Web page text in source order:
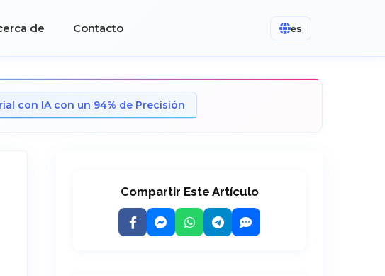
de Contacto es
con IA con un 94% de Precisión
Compartir Este Artículo